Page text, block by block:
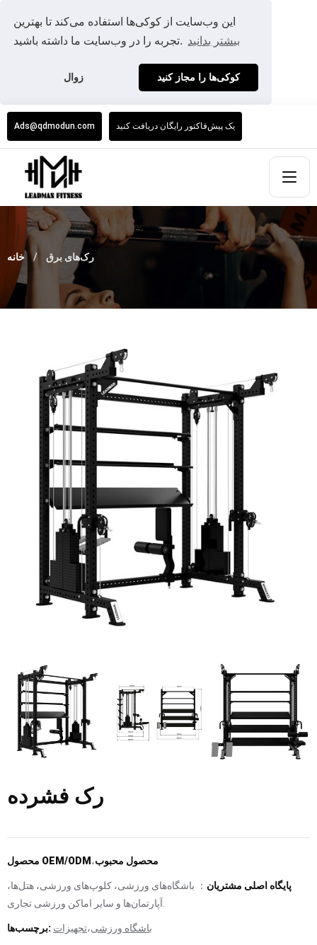
این وب‌سایت از کوکی‌ها استفاده می‌کند تا بهترین
تجربه را در وب‌سایت ما داشته باشید. بیشتر بدانید
زوال کوکی‌ها را مجاز کنید
Ads@qdmodun.com یک پیش‌فاکتور رایگان دریافت کنید
خانه رک‌های برق
رک فشرده
محصول OEM/ODM ،محصول محبوب
پایگاه اصلی مشتریان ： باشگاه‌های ورزشی، کلوپ‌های ورزشی، هتل‌ها،
برچسب‌ها: تجهیزات،باشگاه ورزشی